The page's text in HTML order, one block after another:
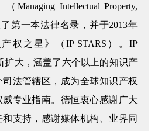
Managing Intellectual Property,
第一本法律名录，并于2013年
权之星》（IP STARS）。IP
扩大，涵盖了六个以上的知识产
法管辖区，成为全球知识产权
专业指南。德恒衷心感谢广大
支持，感谢媒体机构、业界同